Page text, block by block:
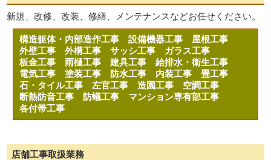
新規、改修、改装、修繕、メンテナンスなどお任せください。
構造躯体・内部造作工事設備機器工事 屋根工事
外壁工事外構工事サッシ工事 ガラス工事
板金工事雨樋工事建具工事給排水・衛生工事
電気工事塗装工事 防水工事 内装工事畳工事
石・タイル工事左官工事造園工事 空調工事
断熱防音工事
防蟻工事 マンション専有部工事
各付帯工事
店舗工事取扱業務